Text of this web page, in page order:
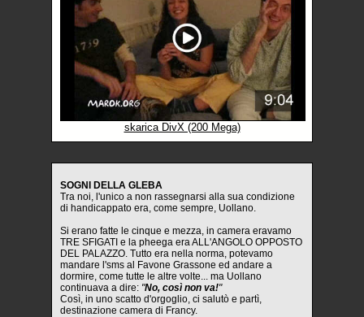
skarica DivX (200 Mega)
SOGNI DELLA GLEBA
Tra noi, l'unico a non rassegnarsi alla sua condizione
di handicappato era, come sempre, Uollano.
Si erano fatte le cinque e mezza, in camera eravamo
TRE SFIGATI e la pheega era ALL'ANGOLO OPPOSTO
DEL PALAZZO. Tutto era nella norma, potevamo
mandare l'sms al Favone Grassone ed andare a
dormire, come tutte le altre volte... ma Uollano
continuava a dire: "No, così non va!"
Così, in uno scatto d'orgoglio, ci salutò e partì,
destinazione camera di Francy.